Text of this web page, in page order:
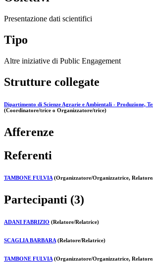
Presentazione dati scientifici
Tipo
Altre iniziative di Public Engagement
Strutture collegate
Dipartimento di Scienze Agrarie e Ambientali - Produzione,
(Coordinatore/trice o Organizzatore/trice)
Afferenze
Referenti
TAMBONE FULVIA (Organizzatore/Organizzatrice,
Partecipanti (3)
ADANI FABRIZIO (Relatore/Relatrice)
SCAGLIA BARBARA (Relatore/Relatrice)
TAMBONE FULVIA (Organizzatore/Organizzatrice,